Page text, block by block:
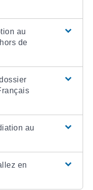
au
de
au
en